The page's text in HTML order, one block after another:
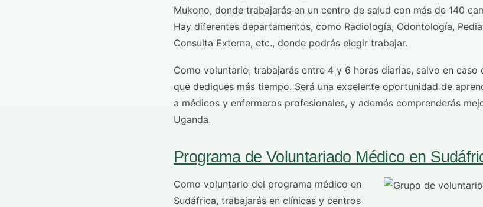
Mukono, donde trabajarás en un centro de salud con más de 140
Hay diferentes departamentos, como Radiología, Odontología,
Consulta Externa, etc., donde podrás elegir trabajar.
Como voluntario, trabajarás entre 4 y 6 horas diarias, salvo en caso
que dediques más tiempo. Será una excelente oportunidad de
a médicos y enfermeros profesionales, y además comprenderás
Uganda.
Programa de Voluntariado Médico en
Como voluntario del programa médico en
Sudáfrica, trabajarás en clínicas y centros